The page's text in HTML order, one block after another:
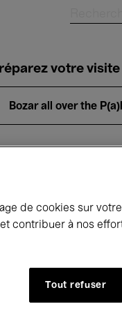
votre visite
Bozar all over the
à
Avril 2026
de cookies sur
contribuer à nos
Tout refuser